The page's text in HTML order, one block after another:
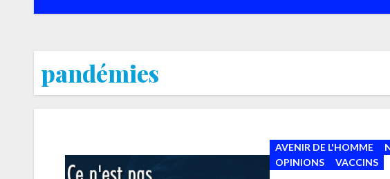
pandémies
AVENIR DE L'HOMME
OPINIONS
VACCINS